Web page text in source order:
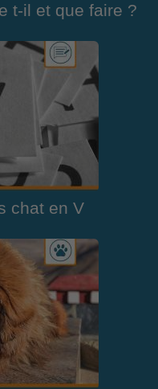
t-il et que faire ?
chat en V